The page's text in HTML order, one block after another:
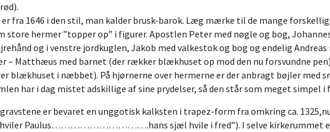
fra 1646 i den stil, man kalder brusk-barok. Læg mærke til de mange
store hermer ”topper op” i figurer. Apostlen Peter med nøgle og bog,
og i venstre jordkuglen, Jakob med valkestok og bog og endelig
– Matthæus med barnet (der rækker blækhuset op mod den nu forsvundne
blækhuset i næbbet). På hjørnerne over hermerne er der anbragt bøjler med
har i dag mistet adskillige af sine prydelser, så den står som meget simpel
er bevaret en unggotisk kalksten i trapez-form fra omkring ca.
hviler Paulus………………………….hans sjæl hvile i fred”). I selve kirkerummet er